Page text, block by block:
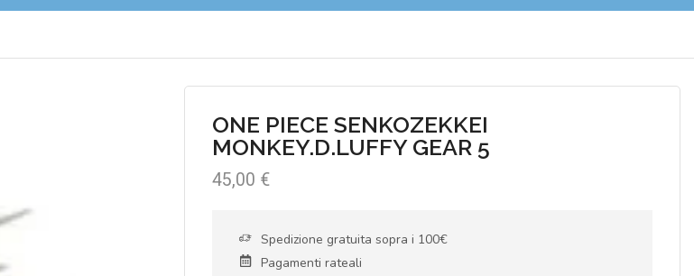
ONE PIECE SENKOZEKKEI
MONKEY.D.LUFFY GEAR 5
45,00 €
Spedizione gratuita sopra i 100€
Pagamenti rateali